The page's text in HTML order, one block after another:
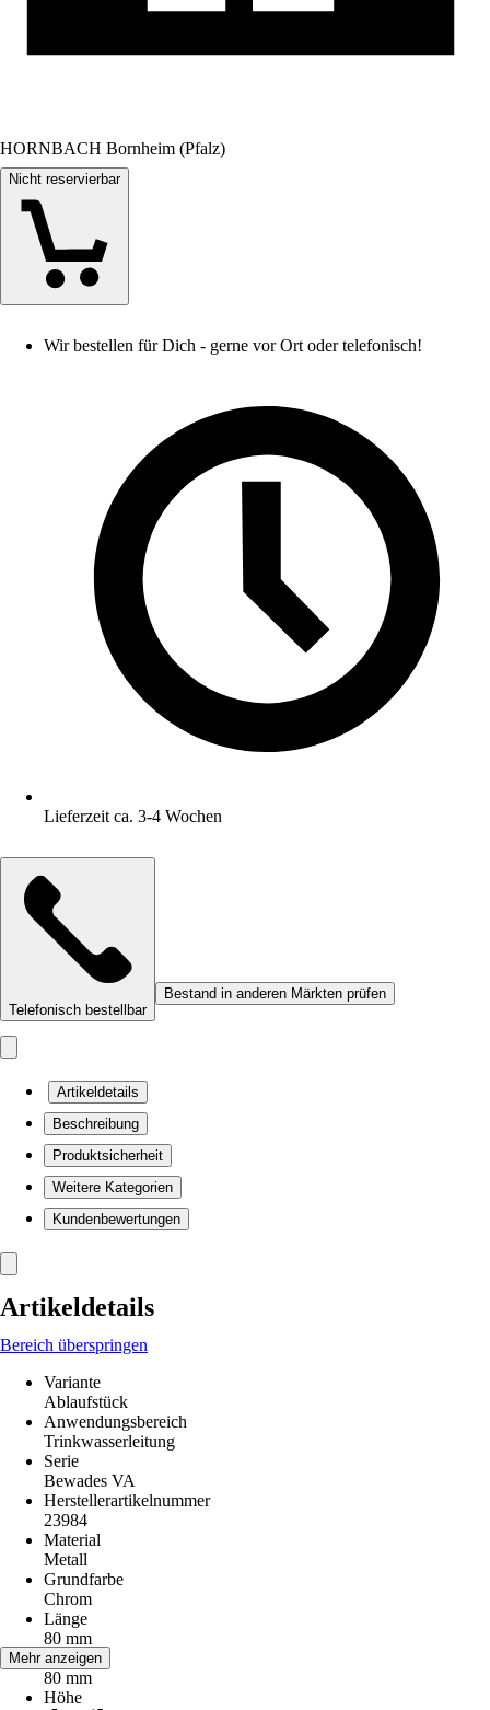
HORNBACH Bornheim (Pfalz)
Nicht reservierbar
Wir bestellen für Dich - gerne vor Ort oder telefonisch!
Lieferzeit ca. 3-4 Wochen
Telefonisch bestellbar
Bestand in anderen Märkten prüfen
Artikeldetails
Beschreibung
Produktsicherheit
Weitere Kategorien
Kundenbewertungen
Artikeldetails
Bereich überspringen
Variante
Ablaufstück
Anwendungsbereich
Trinkwasserleitung
Serie
Bewades VA
Herstellerartikelnummer
23984
Material
Metall
Grundfarbe
Chrom
Länge
80 mm
Breite
80 mm
Höhe
Mehr anzeigen